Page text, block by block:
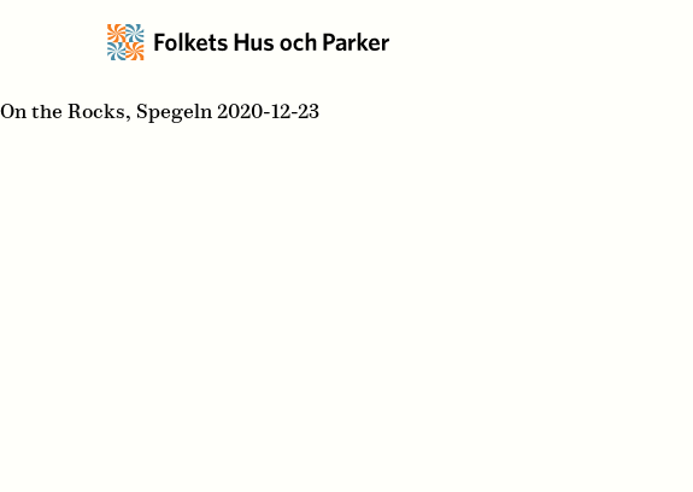
On the Rocks, Spegeln 2020-12-23